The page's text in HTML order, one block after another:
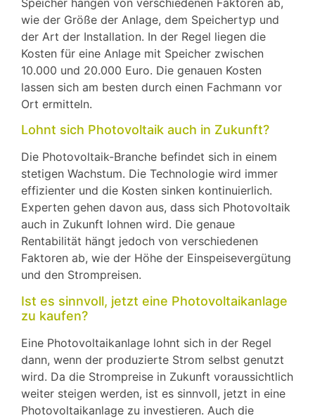
wie der Größe der Anlage, dem Speichertyp und
der Art der Installation. In der Regel liegen die
Kosten für eine Anlage mit Speicher zwischen
10.000 und 20.000 Euro. Die genauen Kosten
lassen sich am besten durch einen Fachmann vor
Ort ermitteln.
Lohnt sich Photovoltaik auch in Zukunft?
Die Photovoltaik-Branche befindet sich in einem
stetigen Wachstum. Die Technologie wird immer
effizienter und die Kosten sinken kontinuierlich.
Experten gehen davon aus, dass sich Photovoltaik
auch in Zukunft lohnen wird. Die genaue
Rentabilität hängt jedoch von verschiedenen
Faktoren ab, wie der Höhe der Einspeisevergütung
und den Strompreisen.
Ist es sinnvoll, jetzt eine Photovoltaikanlage
zu kaufen?
Eine Photovoltaikanlage lohnt sich in der Regel
dann, wenn der produzierte Strom selbst genutzt
wird. Da die Strompreise in Zukunft voraussichtlich
weiter steigen werden, ist es sinnvoll, jetzt in eine
Photovoltaikanlage zu investieren. Auch die